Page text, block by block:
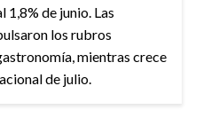
de junio. Las
los rubros
mientras crece
de julio.